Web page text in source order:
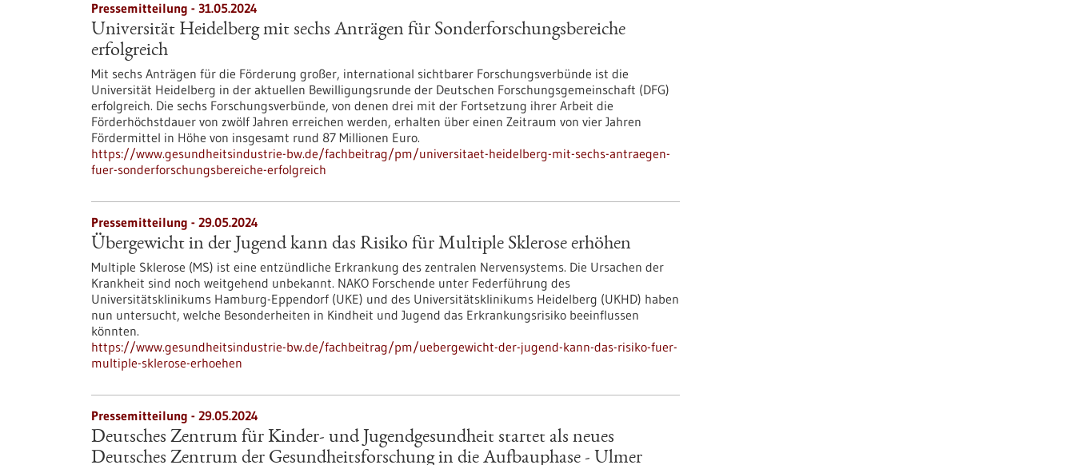
Pressemitteilung - 31.05.2024
Universität Heidelberg mit sechs Anträgen für Sonderforschungsbereiche
erfolgreich
Mit sechs Anträgen für die Förderung großer, international sichtbarer Forschungsverbünde ist die
Universität Heidelberg in der aktuellen Bewilligungsrunde der Deutschen Forschungsgemeinschaft (DFG)
erfolgreich. Die sechs Forschungsverbünde, von denen drei mit der Fortsetzung ihrer Arbeit die
Förderhöchstdauer von zwölf Jahren erreichen werden, erhalten über einen Zeitraum von vier Jahren
Fördermittel in Höhe von insgesamt rund 87 Millionen Euro.
https://www.gesundheitsindustrie-bw.de/fachbeitrag/pm/universitaet-heidelberg-mit-sechs-antraegen-
fuer-sonderforschungsbereiche-erfolgreich
Pressemitteilung - 29.05.2024
Übergewicht in der Jugend kann das Risiko für Multiple Sklerose erhöhen
Multiple Sklerose (MS) ist eine entzündliche Erkrankung des zentralen Nervensystems. Die Ursachen der
Krankheit sind noch weitgehend unbekannt. NAKO Forschende unter Federführung des
Universitätsklinikums Hamburg-Eppendorf (UKE) und des Universitätsklinikums Heidelberg (UKHD) haben
nun untersucht, welche Besonderheiten in Kindheit und Jugend das Erkrankungsrisiko beeinflussen
könnten.
https://www.gesundheitsindustrie-bw.de/fachbeitrag/pm/uebergewicht-der-jugend-kann-das-risiko-fuer-
multiple-sklerose-erhoehen
Pressemitteilung - 29.05.2024
Deutsches Zentrum für Kinder- und Jugendgesundheit startet als neues
Deutsches Zentrum der Gesundheitsforschung in die Aufbauphase - Ulmer